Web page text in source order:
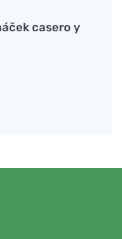
casero y